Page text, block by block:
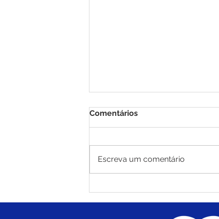
Comentários
Escreva um comentário